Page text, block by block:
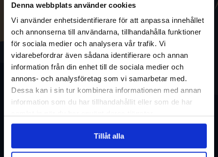
Denna webbplats använder cookies
Vi använder enhetsidentifierare för att anpassa innehållet
och annonserna till användarna, tillhandahålla funktioner
för sociala medier och analysera vår trafik. Vi
vidarebefordrar även sådana identifierare och annan
information från din enhet till de sociala medier och
annons- och analysföretag som vi samarbetar med.
Dessa kan i sin tur kombinera informationen med annan
information som du har tillhandahållit eller som de har
Tillåt alla
Restyper
Boka och res tryggt med